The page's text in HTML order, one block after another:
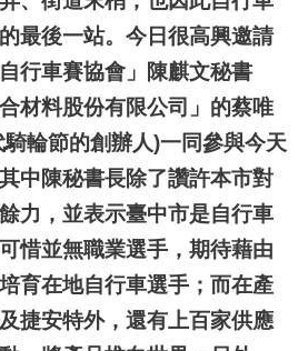
最後一站。今日很高興邀請
行車賽協會」陳麒文秘書
材料股份有限公司」的蔡唯
輪節的創辦人)一同參與今天
中陳秘書長除了讚許本市對
力，並表示臺中市是自行車
惜並無職業選手，期待藉由
育在地自行車選手；而在產
捷安特外，還有上百家供應